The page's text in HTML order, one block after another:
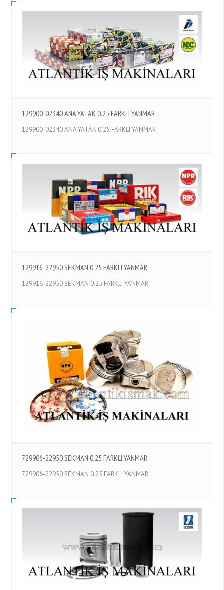
129900-02340 ANA YATAK 0.25 FARKLI YANMAR
129900-02340 ANA YATAK 0.25 FARKLI YANMAR
129916-22950 SEKMAN 0.25 FARKLI YANMAR
129916-22950 SEKMAN 0.25 FARKLI YANMAR
729906-22950 SEKMAN 0.25 FARKLI YANMAR
729906-22950 SEKMAN 0.25 FARKLI YANMAR